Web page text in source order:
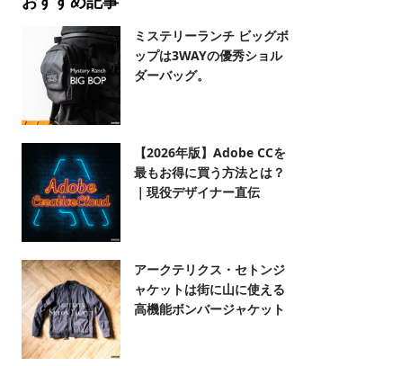
ミステリーランチ ビッグボ
ップは3WAYの優秀ショル
ダーバッグ。
【2026年版】Adobe CCを
最もお得に買う方法とは？
｜現役デザイナー直伝
アークテリクス・セトンジ
ャケットは街に山に使える
高機能ボンバージャケット